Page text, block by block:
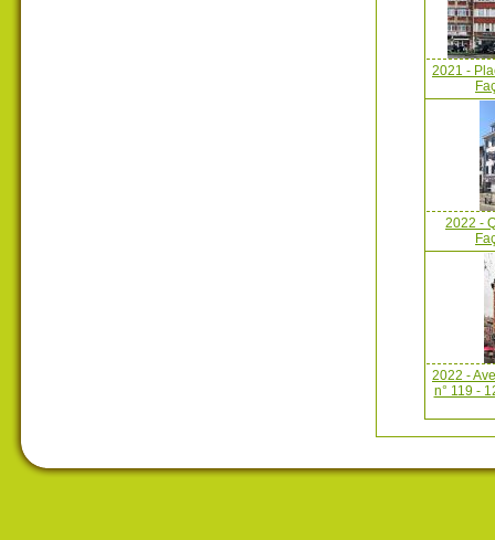
2021 -
2022 -
2022 -
n° 119 -